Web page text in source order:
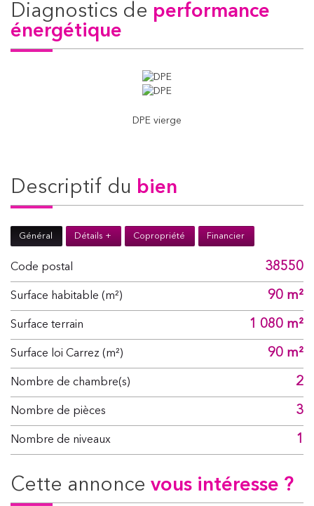
diagnostics de performance
énergétique
DPE vierge
descriptif du bien
Général Détails + Copropriété Financier
Code postal 38550
Surface habitable (m²) 90 m²
surface terrain 1 080 m²
Surface loi Carrez (m²) 90 m²
Nombre de chambre(s) 2
Nombre de pièces 3
Nombre de niveaux 1
cette annonce vous intéresse ?